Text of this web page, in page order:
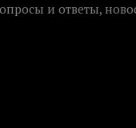
и ответы,